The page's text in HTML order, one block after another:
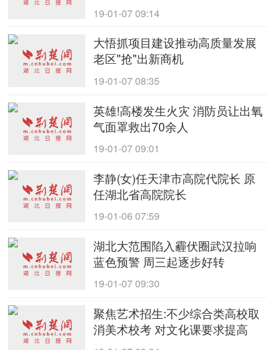
19-01-07 09:14
大悟抓项目建设推动高质量发展
老区"抢"出新商机
19-01-07 08:35
英雄!高楼发生火灾 消防员让出氧
气面罩救出70余人
19-01-07 09:01
李静(女)任天津市高院代院长 原
任湖北省高院院长
19-01-06 07:59
湖北大范围陷入霾伏圈武汉拉响
蓝色预警 周三起逐步好转
19-01-07 09:30
聚焦艺术招生:不少综合类高校取
消美术校考 对文化课要求提高